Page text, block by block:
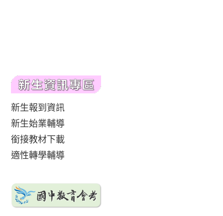
新生報到資訊
新生始業輔導
銜接教材下載
適性轉學輔導